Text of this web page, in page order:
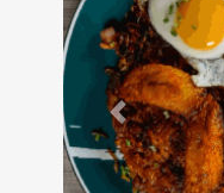
Previous